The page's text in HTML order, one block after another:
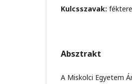
Kulcsszavak:
Absztrakt
A Miskolci Egyetem